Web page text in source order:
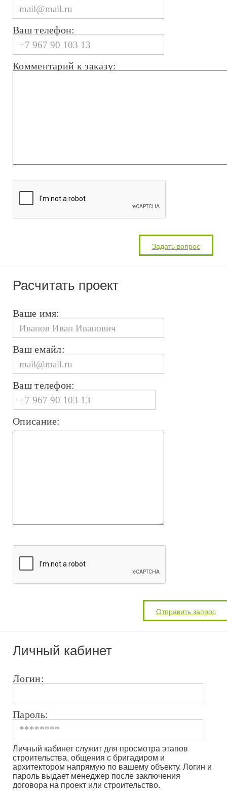
Ваш телефон:
Комментарий к заказу:
Расчитать проект
Ваше имя:
Ваш емайл:
Ваш телефон:
Описание:
Личный кабинет
Логин:
Пароль:
Личный кабинет служит для просмотра этапов
строительства, общения с бригадиром и
архитектором напрямую по вашему объекту. Логин и
пароль выдает менеджер после заключения
договора на проект или строительство.